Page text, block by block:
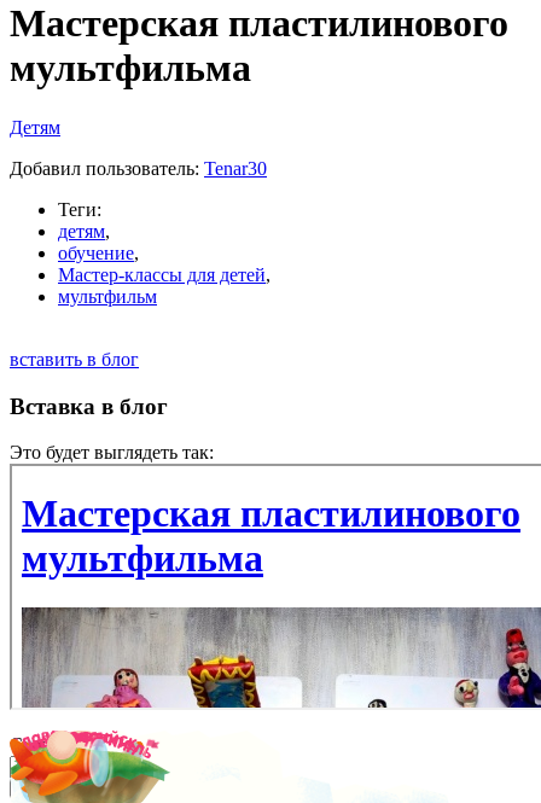
Мастерская пластилинового
мультфильма
Детям
Добавил пользователь: Tenar30
Теги:
детям,
обучение,
Мастер-классы для детей,
мультфильм
вставить в блог
Вставка в блог
Это будет выглядеть так:
Скопируйте текст ниже: